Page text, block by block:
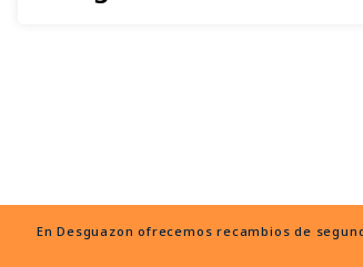
En Desguazon ofrecemos recambios de